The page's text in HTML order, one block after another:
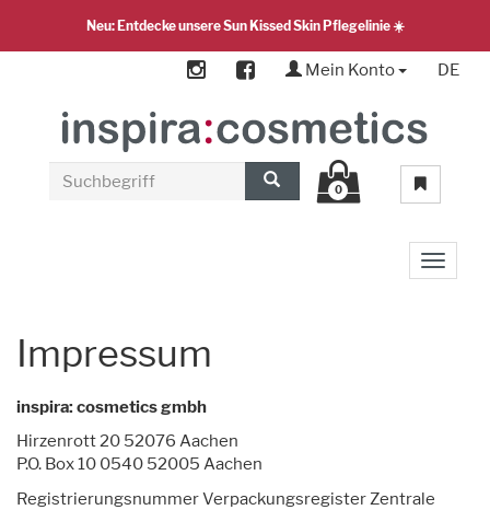
Neu: Entdecke unsere Sun Kissed Skin Pflegelinie ☀️
Mein Konto DE
0
Toggle
Impressum
inspira: cosmetics gmbh
Hirzenrott 20 52076 Aachen
P.O. Box 10 0540 52005 Aachen
Registrierungsnummer Verpackungsregister Zentrale